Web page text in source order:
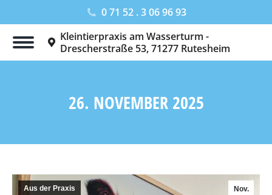
0 71 52 . 3 06 96 93
Kleintierpraxis am Wasserturm -
Drescherstraße 53, 71277 Rutesheim
26. NOVEMBER 2025
Nov.
Aus der Praxis